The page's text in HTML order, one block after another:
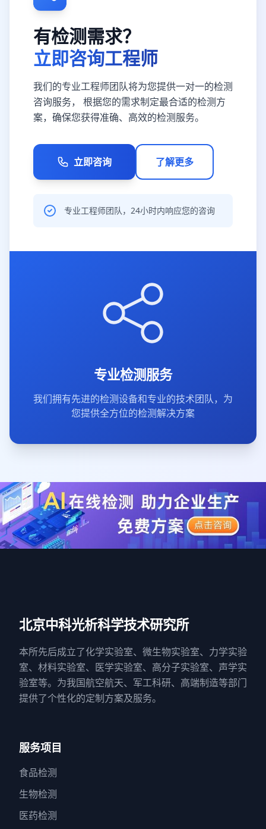
有检测需求？
立即咨询工程师
我们的专业工程师团队将为您提供一对一的检测
咨询服务， 根据您的需求制定最合适的检测方
案，确保您获得准确、高效的检测服务。
立即咨询 了解更多
专业工程师团队，24小时内响应您的咨询
专业检测服务
我们拥有先进的检测设备和专业的技术团队，为
您提供全方位的检测解决方案
北京中科光析科学技术研究所
本所先后成立了化学实验室、微生物实验室、力学实验
室、材料实验室、医学实验室、高分子实验室、声学实
验室等。为我国航空航天、军工科研、高端制造等部门
提供了个性化的定制方案及服务。
服务项目
食品检测
生物检测
医药检测